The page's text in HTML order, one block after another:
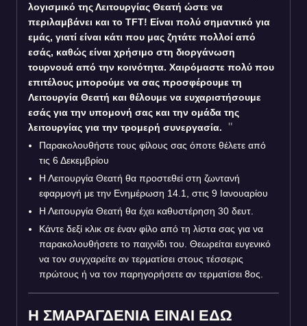
λογισμικό της Λειτουργίας Θεατή ώστε να
περιλαμβάνει και το TFT! Είναι πολύ σημαντικό για
εμάς, γιατί είναι κάτι που μας ζητάτε πολλοί από
εσάς, καθώς είναι χρήσιμο στη διοργάνωση
τουρνουά από την κοινότητα. Χαιρόμαστε πολύ που
επιτέλους μπορούμε να σας προσφέρουμε τη
Λειτουργία Θεατή και θέλουμε να ευχαριστήσουμε
εσάς για την υπομονή σας και την ομάδα της
λειτουργίας για την τρομερή συνεργασία.
Παρακολουθήστε τους φίλους σας όποτε θέλετε από
τις 6 Δεκεμβρίου
Η Λειτουργία Θεατή θα προστεθεί στη ζωντανή
εφαρμογή με την Ενημέρωση 14.1, στις 9 Ιανουαρίου
Η Λειτουργία Θεατή θα έχει καθυστέρηση 30 δευτ.
Κάντε δεξί κλικ σε έναν φίλο από τη λίστα σας για να
παρακολουθήσετε το παιχνίδι του. Θεωρείται ευγενικό
να τον συγχαρείτε αν τερματίσει στους τέσσερις
πρώτους ή να τον παρηγορήσετε αν τερματίσει 8ος.
Η ΣΜΑΡΑΓΔΕΝΙΑ ΕΙΝΑΙ ΕΔΩ